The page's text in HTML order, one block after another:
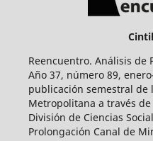
Reencuentro. Análisis de
Año 37, número 89,
publicación semestral de
Metropolitana a través
División de Ciencias
Prolongación Canal de